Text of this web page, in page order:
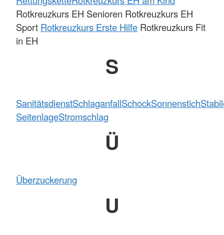
Rotkreuzkurs EH Senioren Rotkreuzkurs EH
Sport Rotkreuzkurs Erste Hilfe Rotkreuzkurs Fit
in EH
S
SanitätsdienstSchlaganfallSchockSonnenstich
SeitenlageStromschlag
Ü
Überzuckerung
U